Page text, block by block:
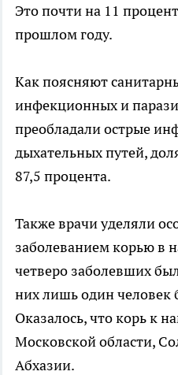
Это почти на 11
прошлом году.
Как поясняют
инфекционных и
преобладали острые
дыхательных путей,
87,5 процента.
Также врачи уделяли
заболеванием корью в
четверо заболевших
них лишь один человек
Оказалось, что корь к
Московской области,
Абхазии.